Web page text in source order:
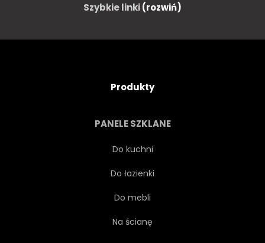
Szybkie linki(rozwiń)
Produkty
PANELE SZKLANE
Do kuchni
Do łazienki
Do mebli
Na ścianę